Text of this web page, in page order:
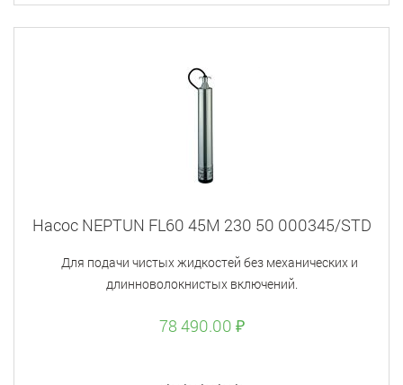
Насос NEPTUN FL60 45M 230 50 000345/STD
Для подачи чистых жидкостей без механических и
длинноволокнистых включений.
78 490.00 ₽